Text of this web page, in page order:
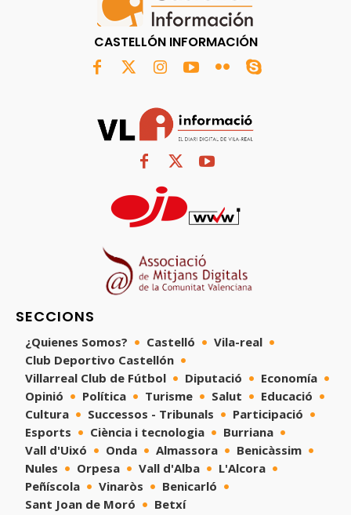
CASTELLÓN INFORMACIÓN
SECCIONS
¿Quienes Somos? Castelló
Vila-real
Club Deportivo Castellón
Villarreal Club de Fútbol
Diputació
Economía
Opinió
Política Turisme Salut
Educació
Cultura
Successos - Tribunals
Participació
Esports
Ciència i tecnologia
Burriana
Vall d'Uixó
Onda Almassora
Benicàssim
Nules
Orpesa Vall d'Alba
L'Alcora
Peñíscola
Vinaròs
Benicarló
Sant Joan de Moró
Betxí